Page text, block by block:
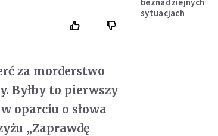
za morderstwo
Byłby to pierwszy
oparciu o słowa
„Zaprawdę
sytuacjach